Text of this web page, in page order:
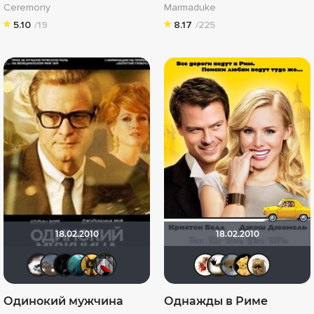
Ceremony
5.10 /19
Marmaduke
8.17 /225
18.02.2010
BikerLazy ass Мышь Белая
Одинокий мужчина
18.02.2010
Однажды в Риме